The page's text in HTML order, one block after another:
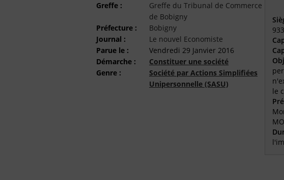
Greffe :
Greffe du Tribunal de Commerce
de Bobigny
Préfecture :
Bobigny
Journal :
Le nouvel Economiste
Parue le :
Vendredi 29 Janvier 2016
Démarche :
Constituer une société
Genre :
Société par Actions Simplifiées
Unipersonnelle (SASU)
le